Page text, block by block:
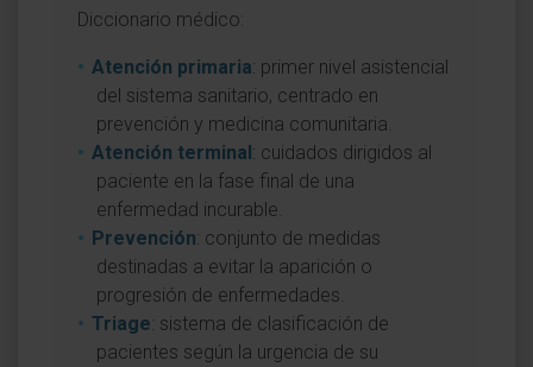
Diccionario médico:
Atención primaria: primer nivel asistencial
del sistema sanitario, centrado en
prevención y medicina comunitaria.
Atención terminal: cuidados dirigidos al
paciente en la fase final de una
enfermedad incurable.
Prevención: conjunto de medidas
destinadas a evitar la aparición o
progresión de enfermedades.
Triage: sistema de clasificación de
pacientes según la urgencia de su